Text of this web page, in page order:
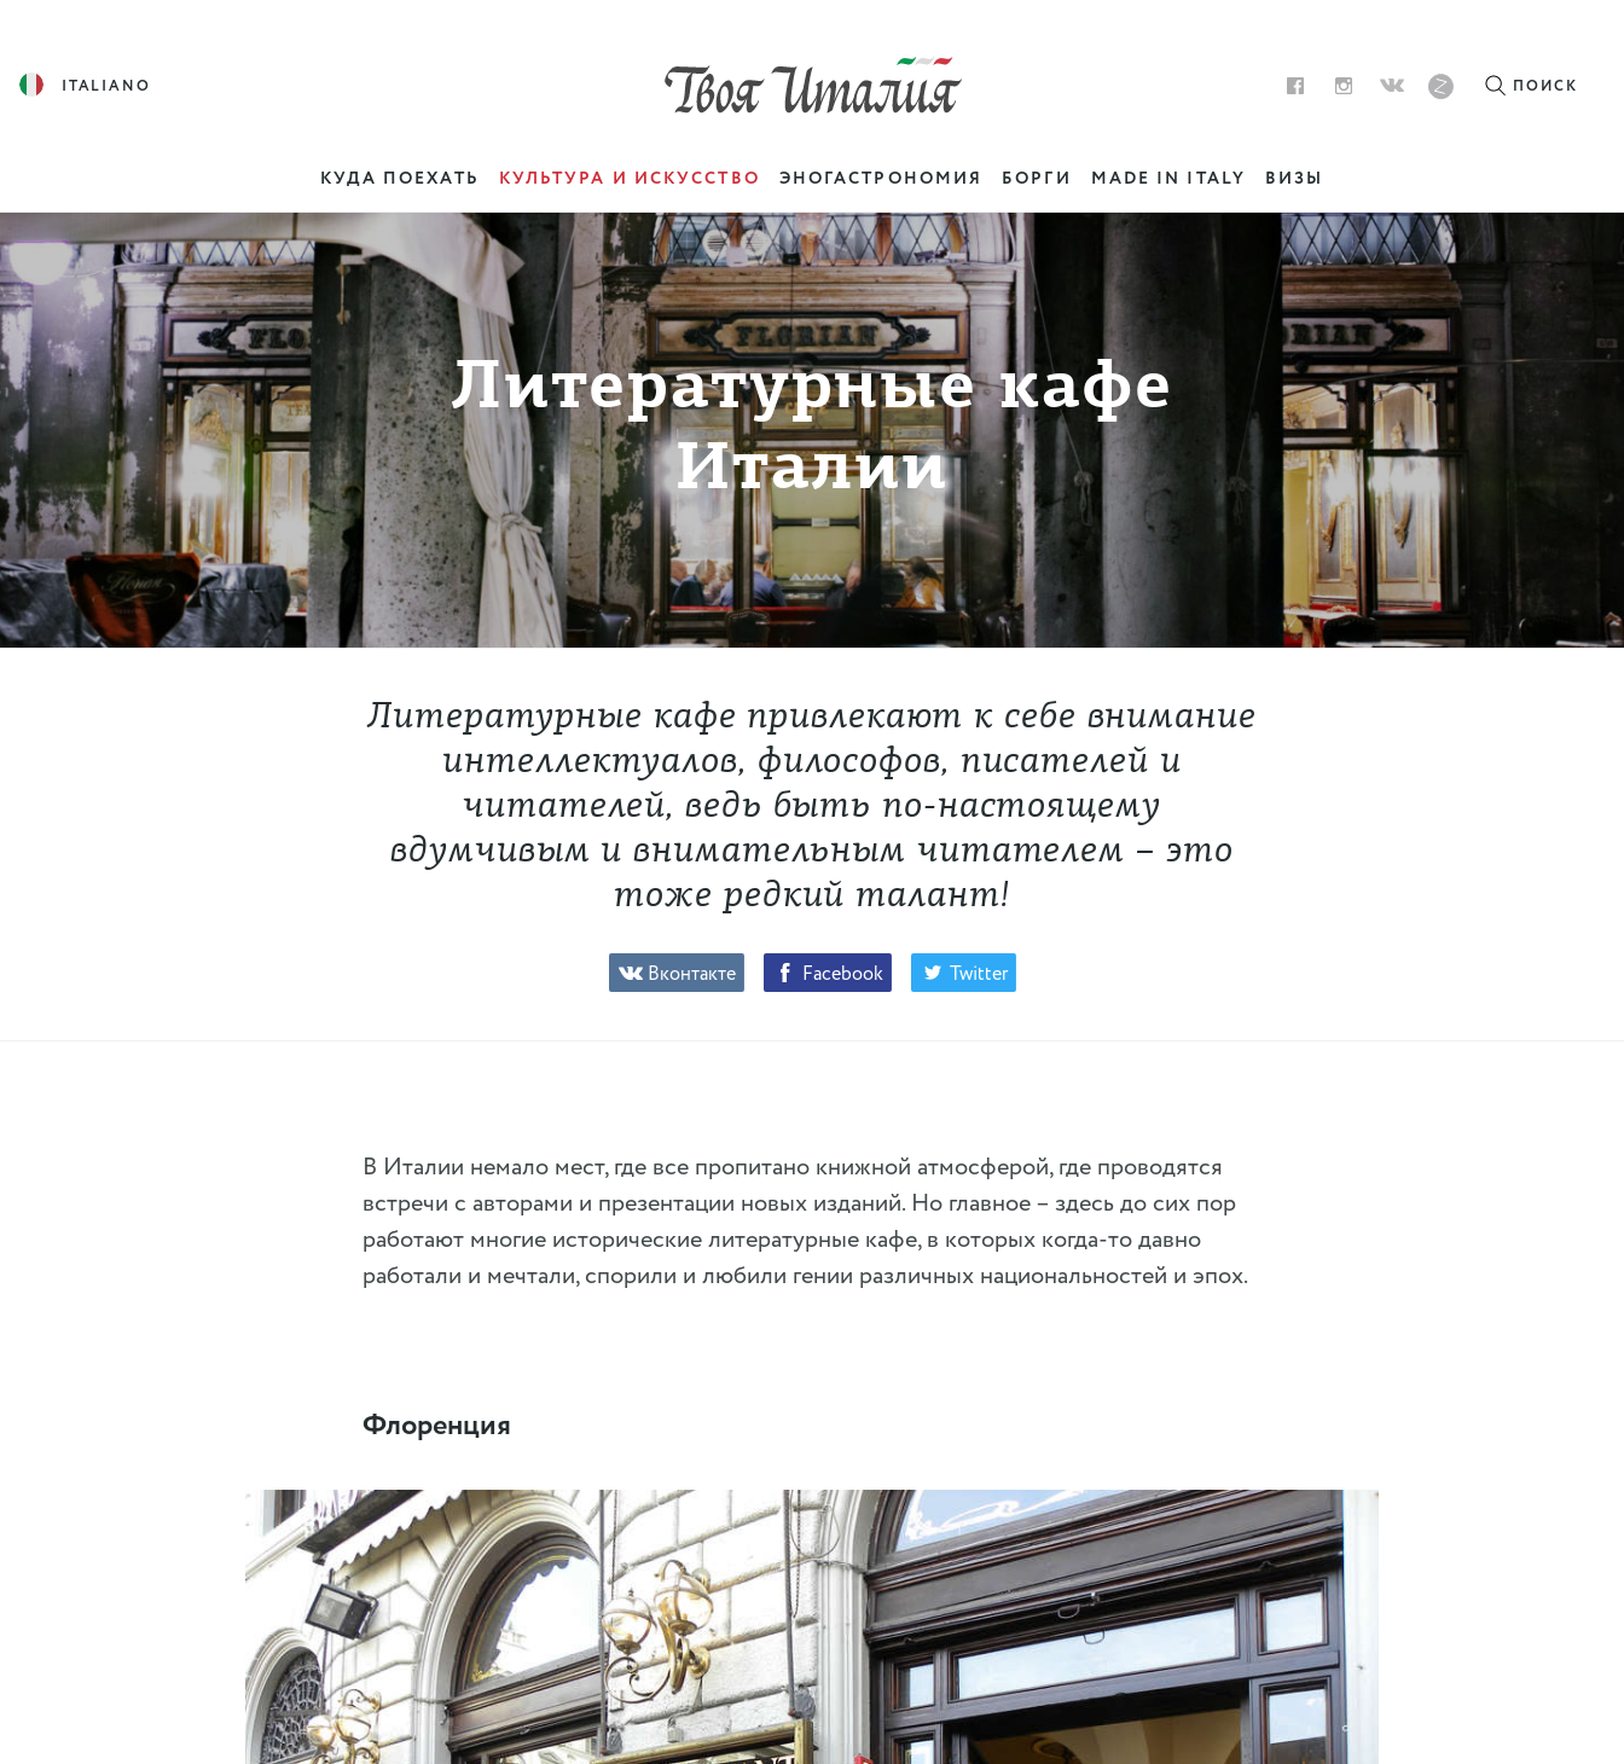
ITALIANO ПОИСК
КУДА ПОЕХАТЬ КУЛЬТУРА И ИСКУССТВО ЭНОГАСТРОНОМИЯ БОРГИ MADE IN ITALY ВИЗЫ
Литературные кафе
Италии
Литературные кафе привлекают к себе внимание
интеллектуалов, философов, писателей и
читателей, ведь быть по-настоящему
вдумчивым и внимательным читателем – это
тоже редкий талант!
Вконтакте Facebook Twitter
В Италии немало мест, где все пропитано книжной атмосферой, где проводятся
встречи с авторами и презентации новых изданий. Но главное – здесь до сих пор
работают многие исторические литературные кафе, в которых когда-то давно
работали и мечтали, спорили и любили гении различных национальностей и эпох.
Флоренция